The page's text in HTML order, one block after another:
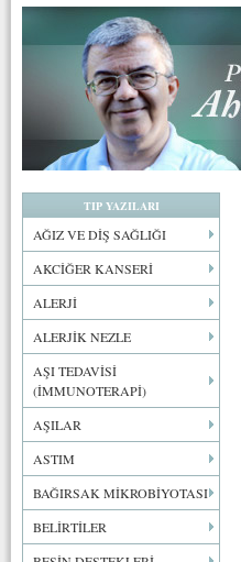
TIP YAZILARI
AĞIZ VE DİŞ SAĞLIĞI
AKCİĞER KANSERİ
ALERJİ
ALERJİK NEZLE
AŞI TEDAVİSİ
(İMMUNOTERAPİ)
AŞILAR
ASTIM
BAĞIRSAK MİKROBİYOTASI
BELİRTİLER